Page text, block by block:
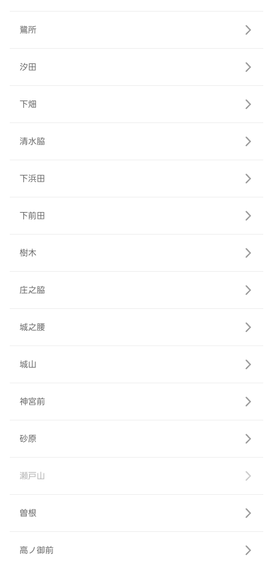
鷺所
汐田
下畑
清水脇
下浜田
下前田
樹木
庄之脇
城之腰
城山
神宮前
砂原
瀬戸山
曽根
高ノ御前